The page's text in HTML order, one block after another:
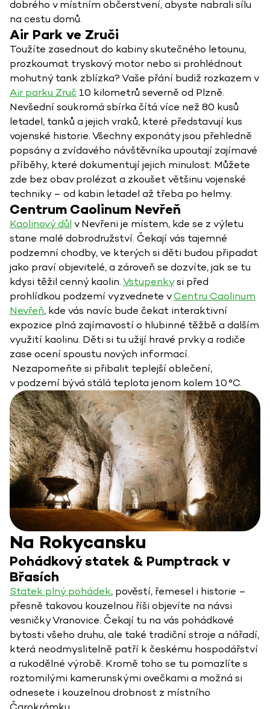
dobrého v místním občerstvení, abyste nabrali sílu
na cestu domů.
Air Park ve Zruči
Toužíte zasednout do kabiny skutečného letounu,
prozkoumat tryskový motor nebo si prohlédnout
mohutný tank zblízka? Vaše přání budiž rozkazem v
Air parku Zruč 10 kilometrů severně od Plzně.
Nevšední soukromá sbírka čítá více než 80 kusů
letadel, tanků a jejich vraků, které představují kus
vojenské historie. Všechny exponáty jsou přehledně
popsány a zvídavého návštěvníka upoutají zajímavé
příběhy, které dokumentují jejich minulost. Můžete
zde bez obav prolézat a zkoušet většinu vojenské
techniky – od kabin letadel až třeba po helmy.
Centrum Caolinum Nevřeň
Kaolinový důl v Nevřeni je místem, kde se z výletu
stane malé dobrodružství. Čekají vás tajemné
podzemní chodby, ve kterých si děti budou připadat
jako praví objevitelé, a zároveň se dozvíte, jak se tu
kdysi těžil cenný kaolin.Vstupenkysi před
prohlídkou podzemí vyzvednete vCentru Caolinum
Nevřeň, kde vás navíc bude čekat interaktivní
expozice plná zajímavostí o hlubinné těžbě a dalším
využití kaolinu. Děti si tu užijí hravé prvky a rodiče
zase ocení spoustu nových informací.
Nezapomeňte si přibalit teplejší oblečení,
v podzemí bývá stálá teplota jenom kolem 10 °C.
Na Rokycansku
Pohádkový statek & Pumptrack v
Břasích
Statek plný pohádek, pověstí, řemesel i historie –
přesně takovou kouzelnou říši objevíte na návsi
vesničky Vranovice. Čekají tu na vás pohádkové
bytosti všeho druhu, ale také tradiční stroje a nářadí,
která neodmyslitelně patří k českému hospodářství
a rukodělné výrobě. Kromě toho se tu pomazlíte s
roztomilými kamerunskými ovečkami a možná si
odnesete i kouzelnou drobnost z místního